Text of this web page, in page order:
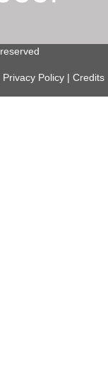
Privacy Policy Credits